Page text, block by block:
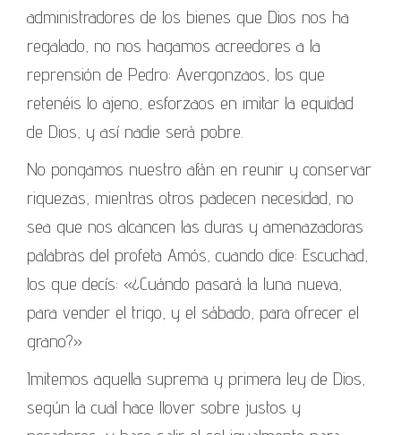
administradores de los bienes que Dios nos ha
regalado, no nos hagamos acreedores a la
reprensión de Pedro: Avergonzaos, los que
retenéis lo ajeno, esforzaos en imitar la equidad
de Dios, y así nadie será pobre.
No pongamos nuestro afán en reunir y conservar
riquezas, mientras otros padecen necesidad, no
sea que nos alcancen las duras y amenazadoras
palabras del profeta Amós, cuando dice: Escuchad,
los que decís: «¿Cuándo pasará la luna nueva,
para vender el trigo, y el sábado, para ofrecer el
grano?»
Imitemos aquella suprema y primera ley de Dios,
según la cual hace llover sobre justos y